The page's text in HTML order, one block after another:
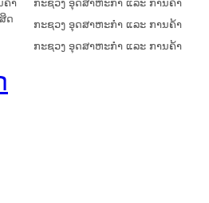
ຄ້າ
ກະຊວງ ອຸດສາຫະກຳ ແລະ ການຄ້າ
ດ
ກະຊວງ ອຸດສາຫະກຳ ແລະ ການຄ້າ
ກະຊວງ ອຸດສາຫະກຳ ແລະ ການຄ້າ